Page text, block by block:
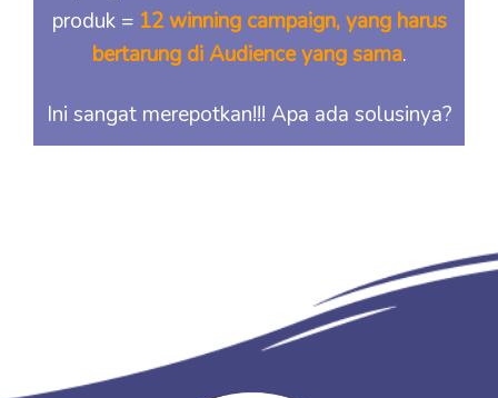
produk = 12 winning campaign, yang harus
bertarung di Audience yang sama.
Ini sangat merepotkan!!! Apa ada solusinya?